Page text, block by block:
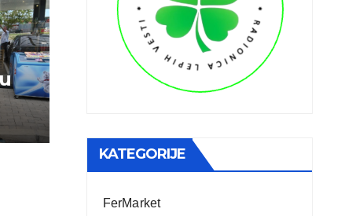
KATEGORIJE
FerMarket